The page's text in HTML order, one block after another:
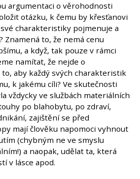
argumentaci o věrohodnosti
otázku, k čemu by křesťanovi
charakteristiky pojmenuje a
Znamená to, že nemá cenu
a když, tak pouze v rámci
namítat, že nejde o
aby každý svých charakteristik
k jakému cíli? Ve skutečnosti
vždycky ve službách materiálních
po blahobytu, po zdraví,
zajištění se před
mají člověku napomoci vyhnout
(chybným ne ve smyslu
a naopak, udělat ta, která
v lásce apod.